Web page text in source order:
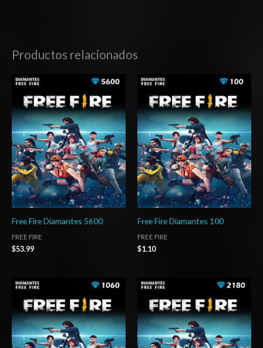
Productos relacionados
Free Fire Diamantes 5600
FREE FIRE
$53.99
Free Fire Diamantes 100
FREE FIRE
$1.10